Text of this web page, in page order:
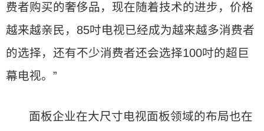
费者购买的奢侈品，现在随着技术的进步，价格
越来越亲民，85吋电视已经成为越来越多消费者
的选择，还有不少消费者还会选择100吋的超巨
幕电视。”
面板企业在大尺寸电视面板领域的布局也在